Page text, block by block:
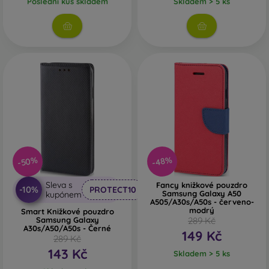
-50%
-10%
Sleva s
kupónem
PROTECT10
Smart Knižkové pouzdro
Samsung Galaxy
A30s/A50/A50s - Černé
289 Kč
143 Kč
-48%
Fancy knižkové pouzdro
Samsung Galaxy A50
A505/A30s/A50s - červeno-
modrý
289 Kč
149 Kč
Skladem > 5 ks